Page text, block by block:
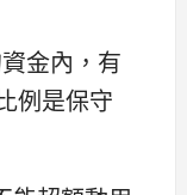
金內，有
例是保守